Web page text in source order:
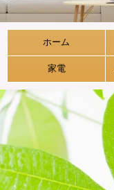
ホーム
家電